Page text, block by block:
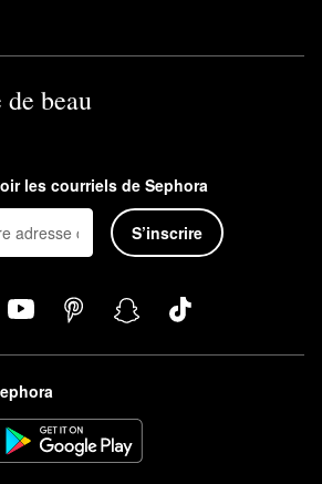
beau
les courriels de Sephora
S’inscrire